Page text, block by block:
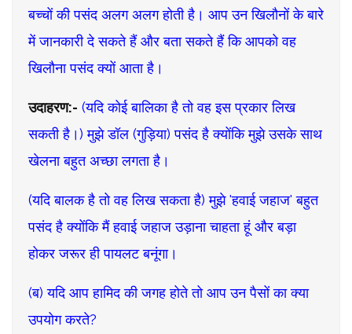
बच्चों की पसंद अलग अलग होती है। आप उन खिलौनों के बारे
में जानकारी दे सकते हैं और बता सकते हैं कि आपको वह
खिलौना पसंद क्यों आता है।
उदाहरण:- (यदि कोई बालिका है तो वह इस प्रकार लिख
सकती है।) मुझे डॉल (गुड़िया) पसंद है क्योंकि मुझे उसके साथ
खेलना बहुत अच्छा लगता है।
(यदि बालक है तो वह लिख सकता है) मुझे 'हवाई जहाज' बहुत
पसंद है क्योंकि मैं हवाई जहाज उड़ाना चाहता हूं और बड़ा
होकर जरूर ही पायलट बनूंगा।
(ब) यदि आप हामिद की जगह होते तो आप उन पैसों का क्या
उपयोग करते?